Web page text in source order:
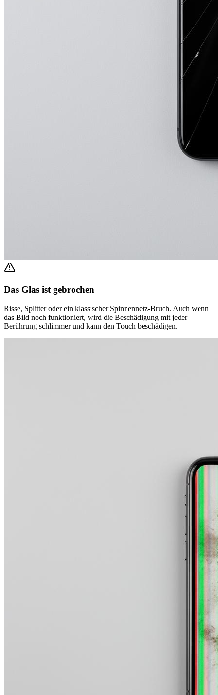
Das Glas ist gebrochen
Risse, Splitter oder ein klassischer Spinnennetz-Bruch. Auch wenn
das Bild noch funktioniert, wird die Beschädigung mit jeder
Berührung schlimmer und kann den Touch beschädigen.